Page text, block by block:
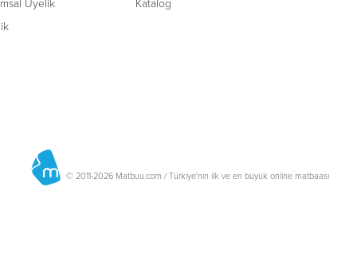
Üyelik
Katalog
© 2011-2026 Matbuu.com / Türkiye'nin ilk ve en büyük online matbaası